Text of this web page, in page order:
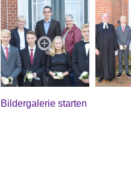
Bildergalerie starten